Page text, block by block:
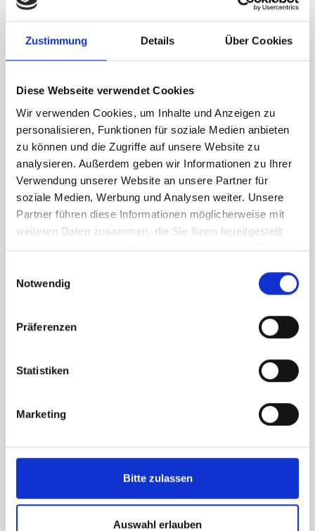
Zustimmung Details Über Cookies
Diese Webseite verwendet Cookies
Wir verwenden Cookies, um Inhalte und Anzeigen zu
personalisieren, Funktionen für soziale Medien anbieten
zu können und die Zugriffe auf unsere Website zu
analysieren. Außerdem geben wir Informationen zu Ihrer
Verwendung unserer Website an unsere Partner für
soziale Medien, Werbung und Analysen weiter. Unsere
Partner führen diese Informationen möglicherweise mit
weiteren Daten zusammen, die Sie ihnen bereitgestellt
haben oder die sie im Rahmen Ihrer Nutzung der Dienste
Notwendig
Präferenzen
Statistiken
Marketing
Bitte zulassen
Auswahl erlauben
zusammen.
INSTAGRAM
LUST AUF NOCH MEHR ZAUBER? UNSER
POSTFACH. JETZT ABONNIEREN UND KEINE
Freuen Sie sich auf:
News zu Shows, Menüs, Premieren und
Gastspielen
Spannende Einblicke